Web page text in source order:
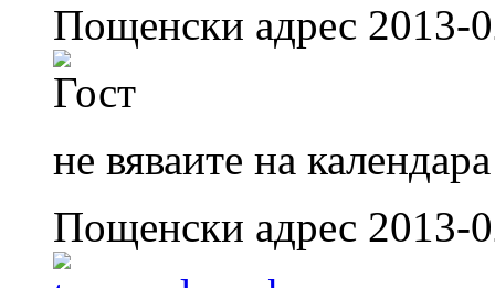
Пощенски адрес 2013-
не вяваите на
Пощенски адрес 2013-